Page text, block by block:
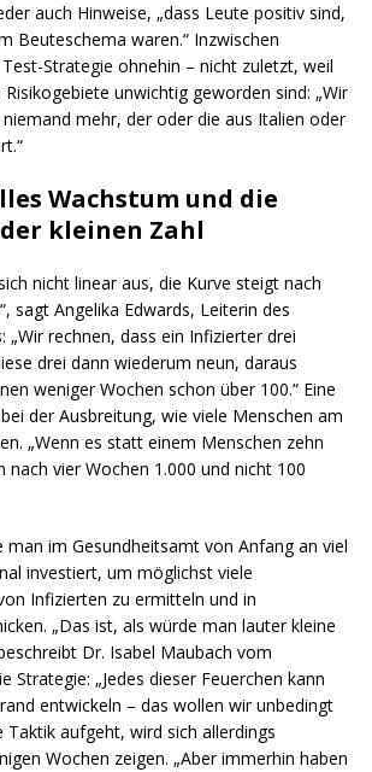
auch Hinweise, „dass Leute positiv sind,
Beuteschema waren.“ Inzwischen
Strategie ohnehin – nicht zuletzt, weil
unwichtig geworden sind: „Wir
mehr, der oder die aus Italien oder
Wachstum und die
kleinen Zahl
nicht linear aus, die Kurve steigt nach
sagt Angelika Edwards, Leiterin des
„Wir rechnen, dass ein Infizierter drei
drei dann wiederum neun, daraus
weniger Wochen schon über 100.“ Eine
der Ausbreitung, wie viele Menschen am
„Wenn es statt einem Menschen zehn
nach vier Wochen 1.000 und nicht 100
man im Gesundheitsamt von Anfang an viel
investiert, um möglichst viele
Infizierten zu ermitteln und in
„Das ist, als würde man lauter kleine
Dr. Isabel Maubach vom
Strategie: „Jedes dieser Feuerchen kann
entwickeln – das wollen wir unbedingt
Taktik aufgeht, wird sich allerdings
Wochen zeigen. „Aber immerhin haben